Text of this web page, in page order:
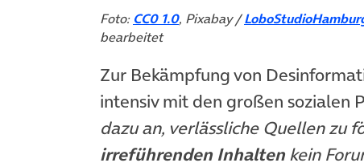
Foto: CC0 1.0, Pixabay /
bearbeitet
Zur Bekämpfung von
intensiv mit den großen sozialen
dazu an, verlässliche Quellen zu
irreführenden Inhalten kein